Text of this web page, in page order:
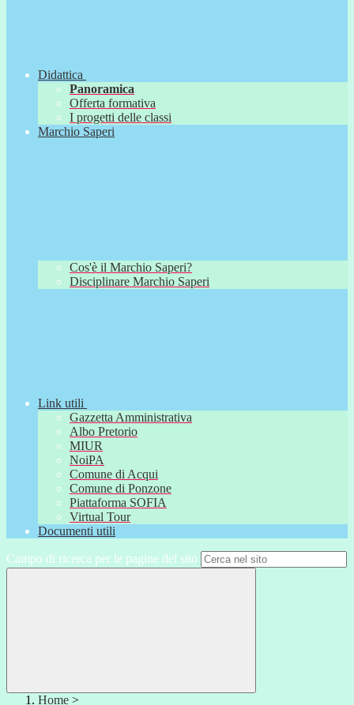
Didattica
Panoramica
Offerta formativa
I progetti delle classi
Marchio Saperi
Cos'è il Marchio Saperi?
Disciplinare Marchio Saperi
Link utili
Gazzetta Amministrativa
Albo Pretorio
MIUR
NoiPA
Comune di Acqui
Comune di Ponzone
Piattaforma SOFIA
Virtual Tour
Documenti utili
Campo di ricerca per le pagine del sito
Home >